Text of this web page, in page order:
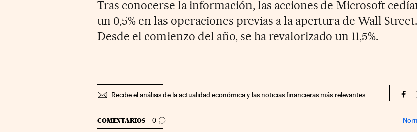
Tras conocerse la información, las acciones de Microsoft
un 0,5% en las operaciones previas a la apertura de Wall Street.
Desde el comienzo del año, se ha revalorizado un 11,5%.
Recibe el análisis de la actualidad económica y las noticias financieras más relevantes
COMENTARIOS 0
IR A LOS COMENTARIOS